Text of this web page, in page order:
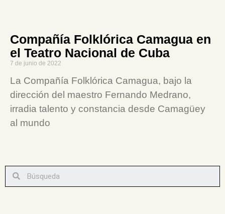
Compañía Folklórica Camagua en
el Teatro Nacional de Cuba
7 de junio de 2022
La Compañía Folklórica Camagua, bajo la
dirección del maestro Fernando Medrano,
irradia talento y constancia desde Camagüey
al mundo